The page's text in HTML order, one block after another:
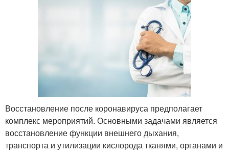
Восстановление после коронавируса предполагает
комплекс мероприятий. Основными задачами является
восстановление функции внешнего дыхания,
транспорта и утилизации кислорода тканями, органами и